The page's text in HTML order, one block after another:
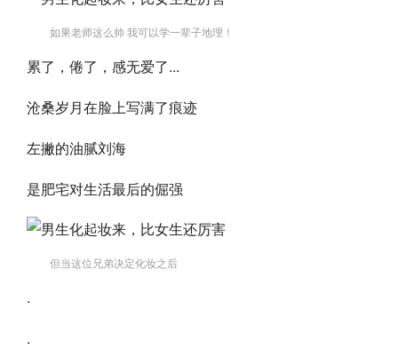
如果老师这么帅 我可以学一辈子地理！
累了，倦了，感无爱了...
沧桑岁月在脸上写满了痕迹
左撇的油腻刘海
是肥宅对生活最后的倔强
但当这位兄弟决定化妆之后
.
.